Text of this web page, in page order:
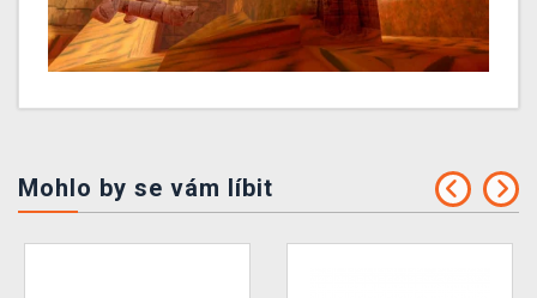
Mohlo by se vám líbit